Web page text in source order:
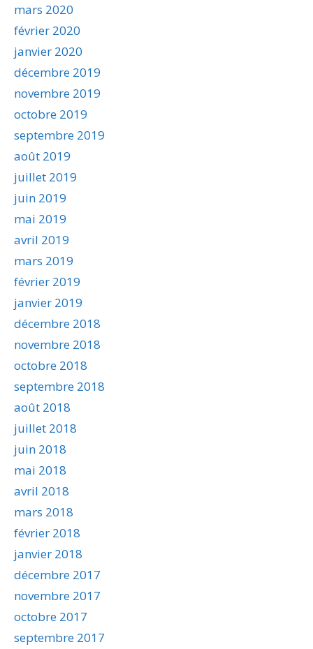
mars 2020
février 2020
janvier 2020
décembre 2019
novembre 2019
octobre 2019
septembre 2019
août 2019
juillet 2019
juin 2019
mai 2019
avril 2019
mars 2019
février 2019
janvier 2019
décembre 2018
novembre 2018
octobre 2018
septembre 2018
août 2018
juillet 2018
juin 2018
mai 2018
avril 2018
mars 2018
février 2018
janvier 2018
décembre 2017
novembre 2017
octobre 2017
septembre 2017